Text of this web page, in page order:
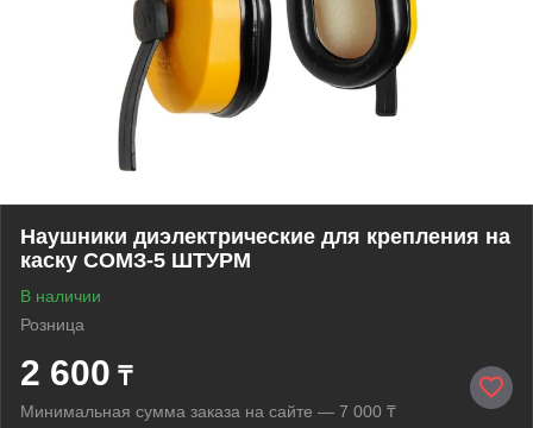
Наушники диэлектрические для крепления на
каску СОМЗ-5 ШТУРМ
В наличии
Розница
2 600 ₸
Минимальная сумма заказа на сайте — 7 000 ₸